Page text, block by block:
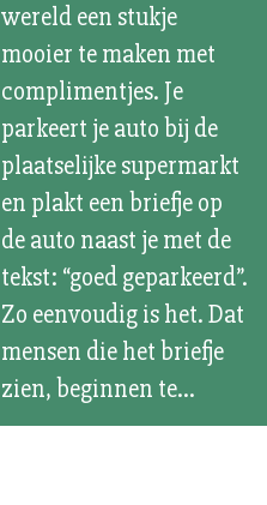
wereld een stukje
mooier te maken met
complimentjes. Je
parkeert je auto bij de
plaatselijke supermarkt
en plakt een briefje op
de auto naast je met de
tekst: “goed geparkeerd”.
Zo eenvoudig is het. Dat
mensen die het briefje
zien, beginnen te...